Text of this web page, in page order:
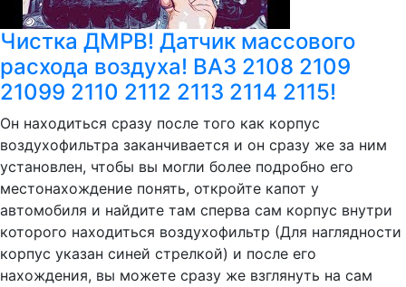
Чистка ДМРВ! Датчик массового
расхода воздуха! ВАЗ 2108 2109
21099 2110 2112 2113 2114 2115!
Он находиться сразу после того как корпус
воздухофильтра заканчивается и он сразу же за ним
установлен, чтобы вы могли более подробно его
местонахождение понять, откройте капот у
автомобиля и найдите там сперва сам корпус внутри
которого находиться воздухофильтр (Для наглядности
корпус указан синей стрелкой) и после его
нахождения, вы можете сразу же взглянуть на сам